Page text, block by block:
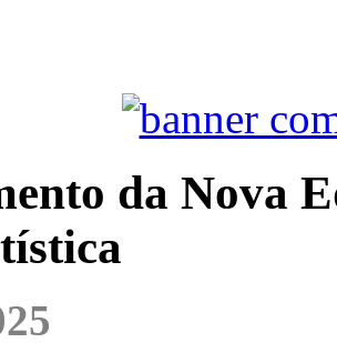
da Nova